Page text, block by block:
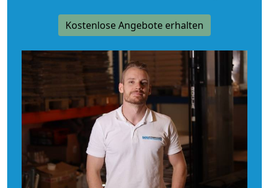
Kostenlose Angebote erhalten